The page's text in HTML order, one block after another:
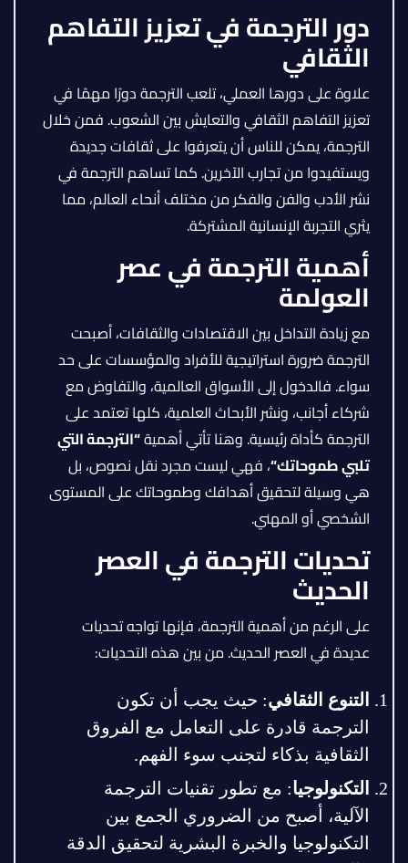
دور الترجمة في تعزيز التفاهم
الثقافي
علاوة على دورها العملي، تلعب الترجمة دورًا مهمًا في
تعزيز التفاهم الثقافي والتعايش بين الشعوب. فمن خلال
الترجمة، يمكن للناس أن يتعرفوا على ثقافات جديدة
ويستفيدوا من تجارب الآخرين. كما تساهم الترجمة في
نشر الأدب والفن والفكر من مختلف أنحاء العالم، مما
يثري التجربة الإنسانية المشتركة.
أهمية الترجمة في عصر
العولمة
مع زيادة التداخل بين الاقتصادات والثقافات، أصبحت
الترجمة ضرورة استراتيجية للأفراد والمؤسسات على حد
سواء. فالدخول إلى الأسواق العالمية، والتفاوض مع
شركاء أجانب، ونشر الأبحاث العلمية، كلها تعتمد على
الترجمة كأداة رئيسية. وهنا تأتي أهمية“الترجمة التي
تلبي طموحاتك“، فهي ليست مجرد نقل نصوص، بل
هي وسيلة لتحقيق أهدافك وطموحاتك على المستوى
الشخصي أو المهني.
تحديات الترجمة في العصر
الحديث
على الرغم من أهمية الترجمة، فإنها تواجه تحديات
عديدة في العصر الحديث. من بين هذه التحديات:
التنوع الثقافي: حيث يجب أن تكون
الترجمة قادرة على التعامل مع الفروق
الثقافية بذكاء لتجنب سوء الفهم.
التكنولوجيا: مع تطور تقنيات الترجمة
الآلية، أصبح من الضروري الجمع بين
التكنولوجيا والخبرة البشرية لتحقيق الدقة